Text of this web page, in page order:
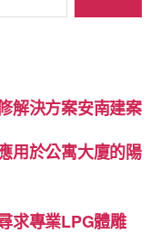
解決方案安南建案
用於公寓大廈的陽
求專業LPG體雕